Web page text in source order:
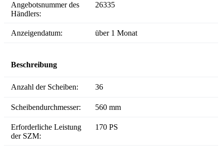
Angebotsnummer des
Händlers:
26335
Anzeigendatum: über 1 Monat
Beschreibung
Anzahl der Scheiben: 36
Scheibendurchmesser: 560 mm
Erforderliche Leistung
der SZM:
170 PS